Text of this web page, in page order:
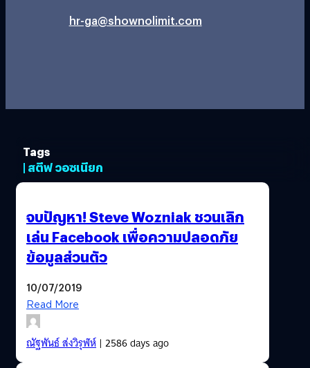
hr-ga@shownolimit.com
Tags
| สตีฟ วอซเนียก
จบปัญหา! Steve Wozniak ชวนเลิก
เล่น Facebook เพื่อความปลอดภัย
ข้อมูลส่วนตัว
10/07/2019
Read More
ณัฐพันธ์ ส่งวิรุฬห์| 2586 days ago